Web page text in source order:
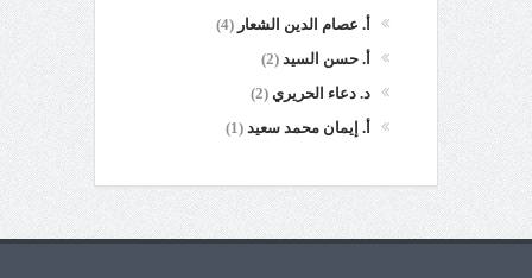
أ. عصام الدين الشعار (4)
أ. حسن السيد (2)
د. دعاء الحريري (2)
أ. إيمان محمد سعيد (1)